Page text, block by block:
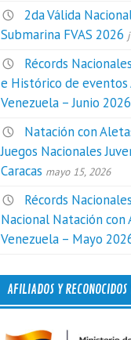
2da Válida
Submarina FVAS 2026
Récords
e Histórico de eventos
Venezuela – Junio 2026
Natación con
Juegos Nacionales
Caracas mayo 15, 2026
Récords
Nacional Natación con
Venezuela – Mayo
AFILIADOS Y